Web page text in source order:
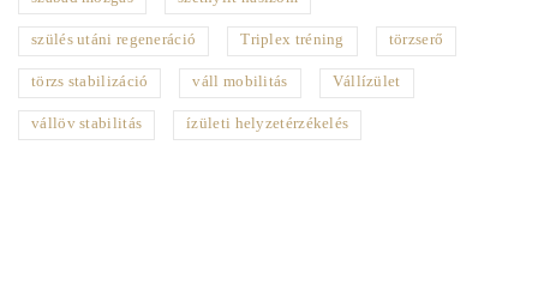
szülés utáni regeneráció Triplex tréning törzserő
törzs stabilizáció váll mobilitás Vállízület
vállöv stabilitás ízületi helyzetérzékelés